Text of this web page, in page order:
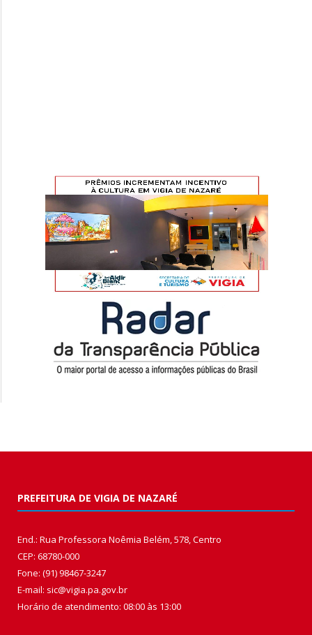
PREFEITURA DE VIGIA DE NAZARÉ
End.: Rua Professora Noêmia Belém, 578, Centro
CEP: 68780-000
Fone: (91) 98467-3247
E-mail: sic@vigia.pa.gov.br
Horário de atendimento: 08:00 às 13:00